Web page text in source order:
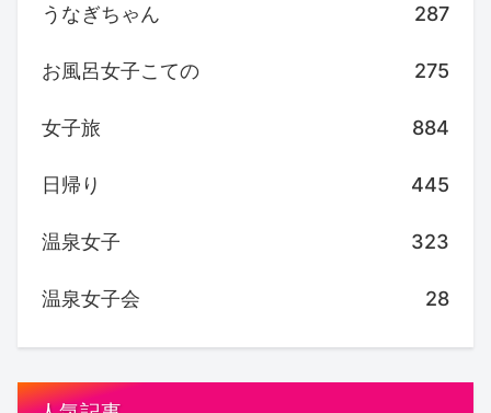
うなぎちゃん 287
お風呂女子こての 275
女子旅 884
日帰り 445
温泉女子 323
温泉女子会 28